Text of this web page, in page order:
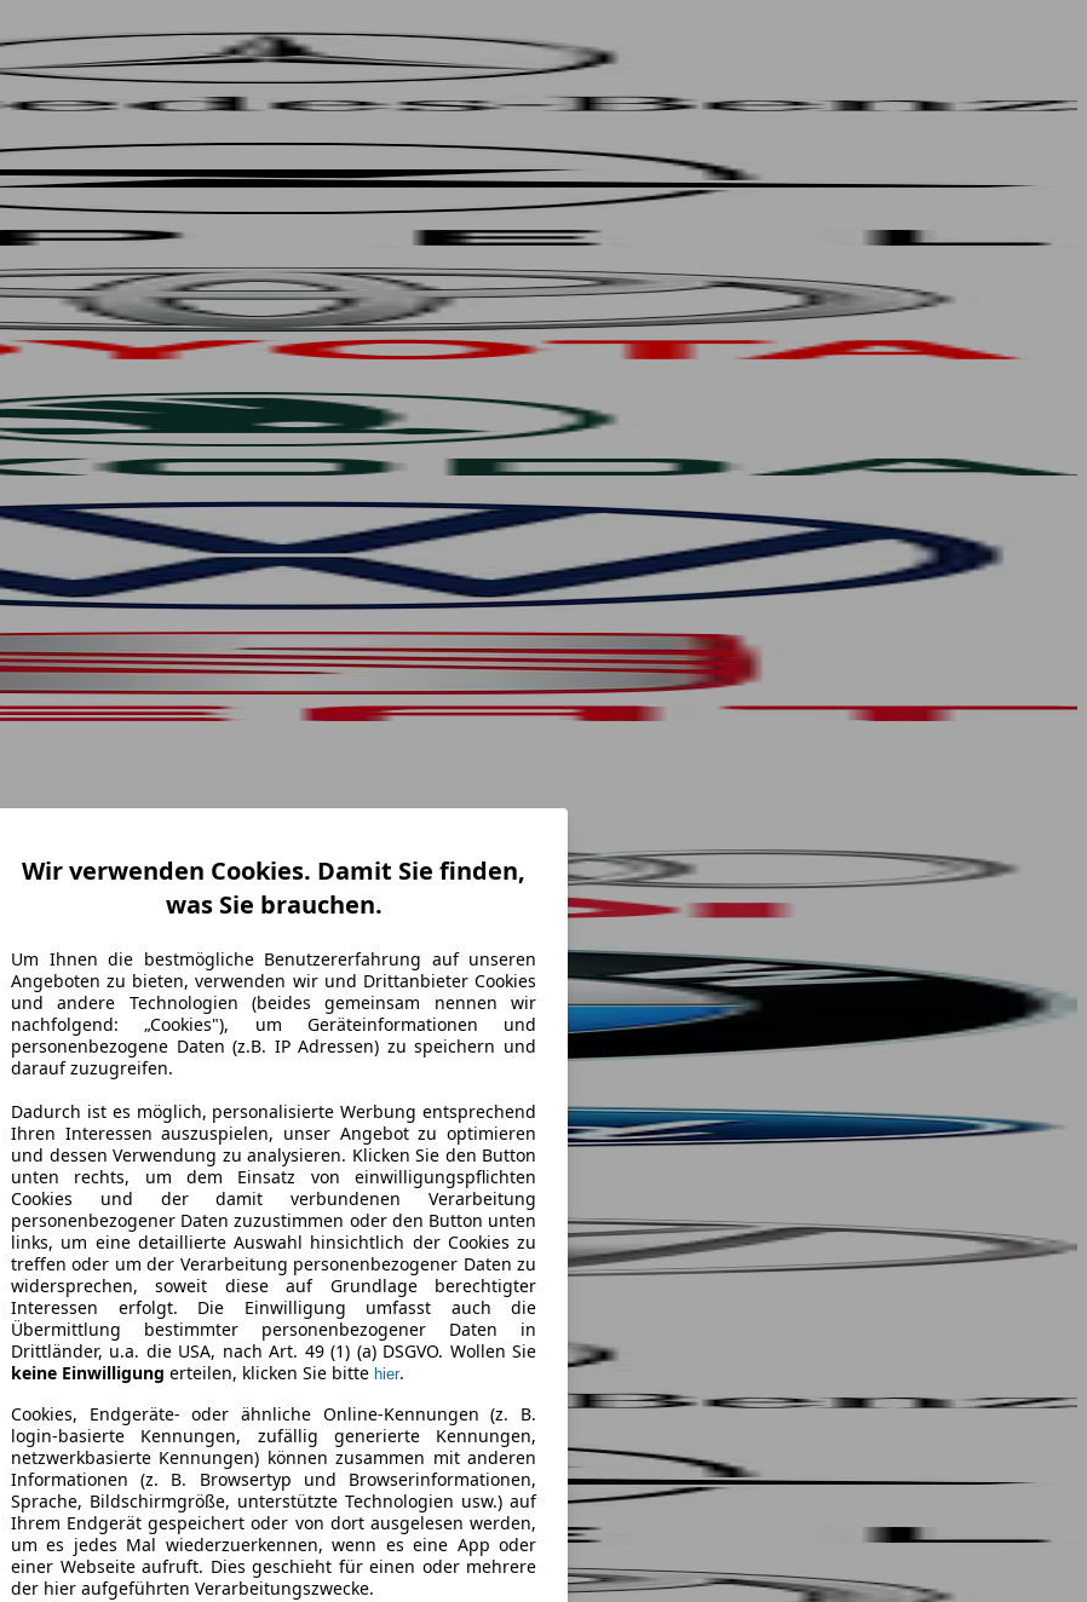
Wir verwenden Cookies. Damit Sie finden,
was Sie brauchen.
Um Ihnen die bestmögliche Benutzererfahrung auf unseren
Angeboten zu bieten, verwenden wir und Drittanbieter Cookies
und andere Technologien (beides gemeinsam nennen wir
nachfolgend: „Cookies"), um Geräteinformationen und
personenbezogene Daten (z.B. IP Adressen) zu speichern und
darauf zuzugreifen.
Dadurch ist es möglich, personalisierte Werbung entsprechend
Ihren Interessen auszuspielen, unser Angebot zu optimieren
und dessen Verwendung zu analysieren. Klicken Sie den Button
unten rechts, um dem Einsatz von einwilligungspflichten
Cookies und der damit verbundenen Verarbeitung
personenbezogener Daten zuzustimmen oder den Button unten
links, um eine detaillierte Auswahl hinsichtlich der Cookies zu
treffen oder um der Verarbeitung personenbezogener Daten zu
widersprechen, soweit diese auf Grundlage berechtigter
Interessen erfolgt. Die Einwilligung umfasst auch die
Übermittlung bestimmter personenbezogener Daten in
Drittländer, u.a. die USA, nach Art. 49 (1) (a) DSGVO. Wollen Sie
keine Einwilligung erteilen, klicken Sie bitte hier.
Cookies, Endgeräte- oder ähnliche Online-Kennungen (z. B.
login-basierte Kennungen, zufällig generierte Kennungen,
netzwerkbasierte Kennungen) können zusammen mit anderen
Informationen (z. B. Browsertyp und Browserinformationen,
Sprache, Bildschirmgröße, unterstützte Technologien usw.) auf
Ihrem Endgerät gespeichert oder von dort ausgelesen werden,
um es jedes Mal wiederzuerkennen, wenn es eine App oder
einer Webseite aufruft. Dies geschieht für einen oder mehrere
der hier aufgeführten Verarbeitungszwecke.